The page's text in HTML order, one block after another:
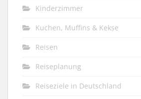
Kinderzimmer
Kuchen, Muffins & Kekse
Reisen
Reiseplanung
Reiseziele in Deutschland